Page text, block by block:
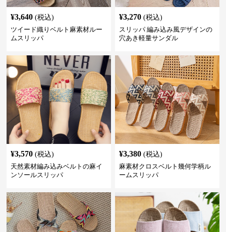
¥3,640 (税込)
ツイード織りベルト麻素材ルー
ムスリッパ
¥3,270 (税込)
スリッパ 編み込み風デザインの
穴あき軽量サンダル
¥3,570 (税込)
天然素材編み込みベルトの麻イ
ンソールスリッパ
¥3,380 (税込)
麻素材クロスベルト幾何学柄ル
ームスリッパ